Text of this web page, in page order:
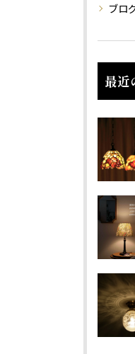
ブロ
最近